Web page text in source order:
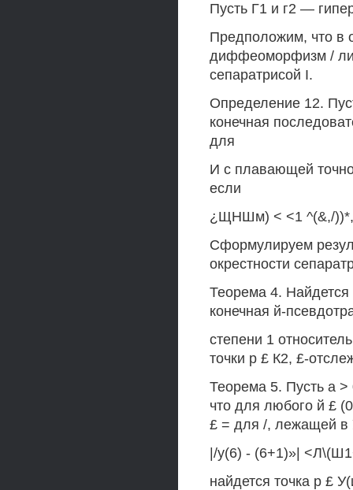
Пусть Г1 и г2 —
Предположим, что в
диффеоморфизм /
сепаратрисой I.
Определение 12.
конечная
для
И с плавающей
если
¿ЩНШм) < <1 ^(&,/
Сформулируем
окрестности
Теорема 4. Найдется
конечная й-
степени 1
точки р £ К2, £-
Теорема 5. Пусть а
что для любого й £
£ = для /, лежащей в
|/у(6) - (6+1)»|
найдется точка р £